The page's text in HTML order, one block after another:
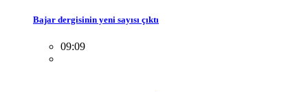
Bajar dergisinin yeni sayısı çıktı
09:09